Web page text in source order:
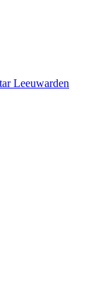
Leeuwarden